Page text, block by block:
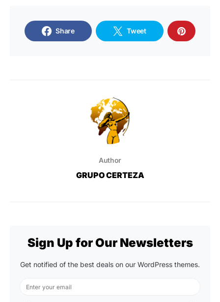
Share Tweet
Author
GRUPO CERTEZA
Sign Up for Our Newsletters
Get notified of the best deals on our WordPress themes.